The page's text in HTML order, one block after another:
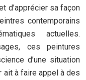
d’apprécier sa façon
contemporains
actuelles.
ces peintures
d’une situation
ait à faire appel à des